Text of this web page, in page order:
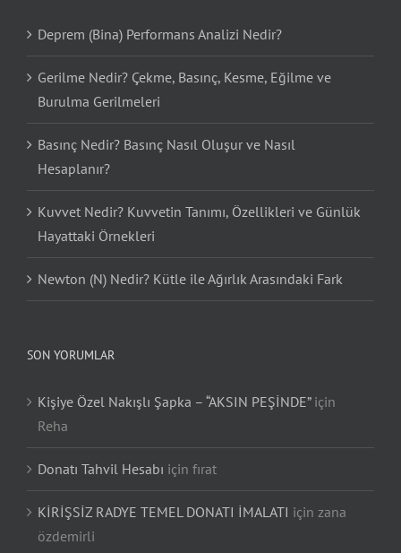
Deprem (Bina) Performans Analizi Nedir?
Gerilme Nedir? Çekme, Basınç, Kesme, Eğilme ve
Burulma Gerilmeleri
Basınç Nedir? Basınç Nasıl Oluşur ve Nasıl
Hesaplanır?
Kuvvet Nedir? Kuvvetin Tanımı, Özellikleri ve Günlük
Hayattaki Örnekleri
Newton (N) Nedir? Kütle ile Ağırlık Arasındaki Fark
SON YORUMLAR
Kişiye Özel Nakışlı Şapka – “AKSIN PEŞİNDE”için
Reha
Donatı Tahvil Hesabı için fırat
KİRİŞSİZ RADYE TEMEL DONATI İMALATI için zana
özdemirli